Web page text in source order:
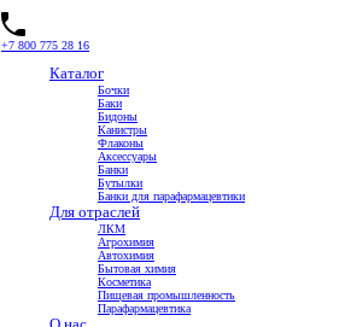
+7 800 775 28 16
Каталог
Бочки
Баки
Бидоны
Канистры
Флаконы
Аксессуары
Банки
Бутылки
Банки для парафармацевтики
Для отраслей
ЛКМ
Агрохимия
Автохимия
Бытовая химия
Косметика
Пищевая промышленность
Парафармацевтика